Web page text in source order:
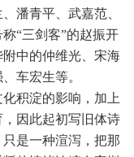
潘青平、武嘉范、
“三剑客”的赵振开
附中的仲维光、宋海
车宏生等。
化积淀的影响，加上
因此起初写旧体诗
只是一种渲泻，把那